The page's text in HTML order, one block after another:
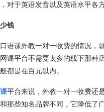
对于英语发音以及英语水平各
钱
语课外教一对一收费的情况，
课平台不需要太多的线下那种
都是在百元以内。
平台来说，外教一对一收费还
那些知名品牌不同，它降低了